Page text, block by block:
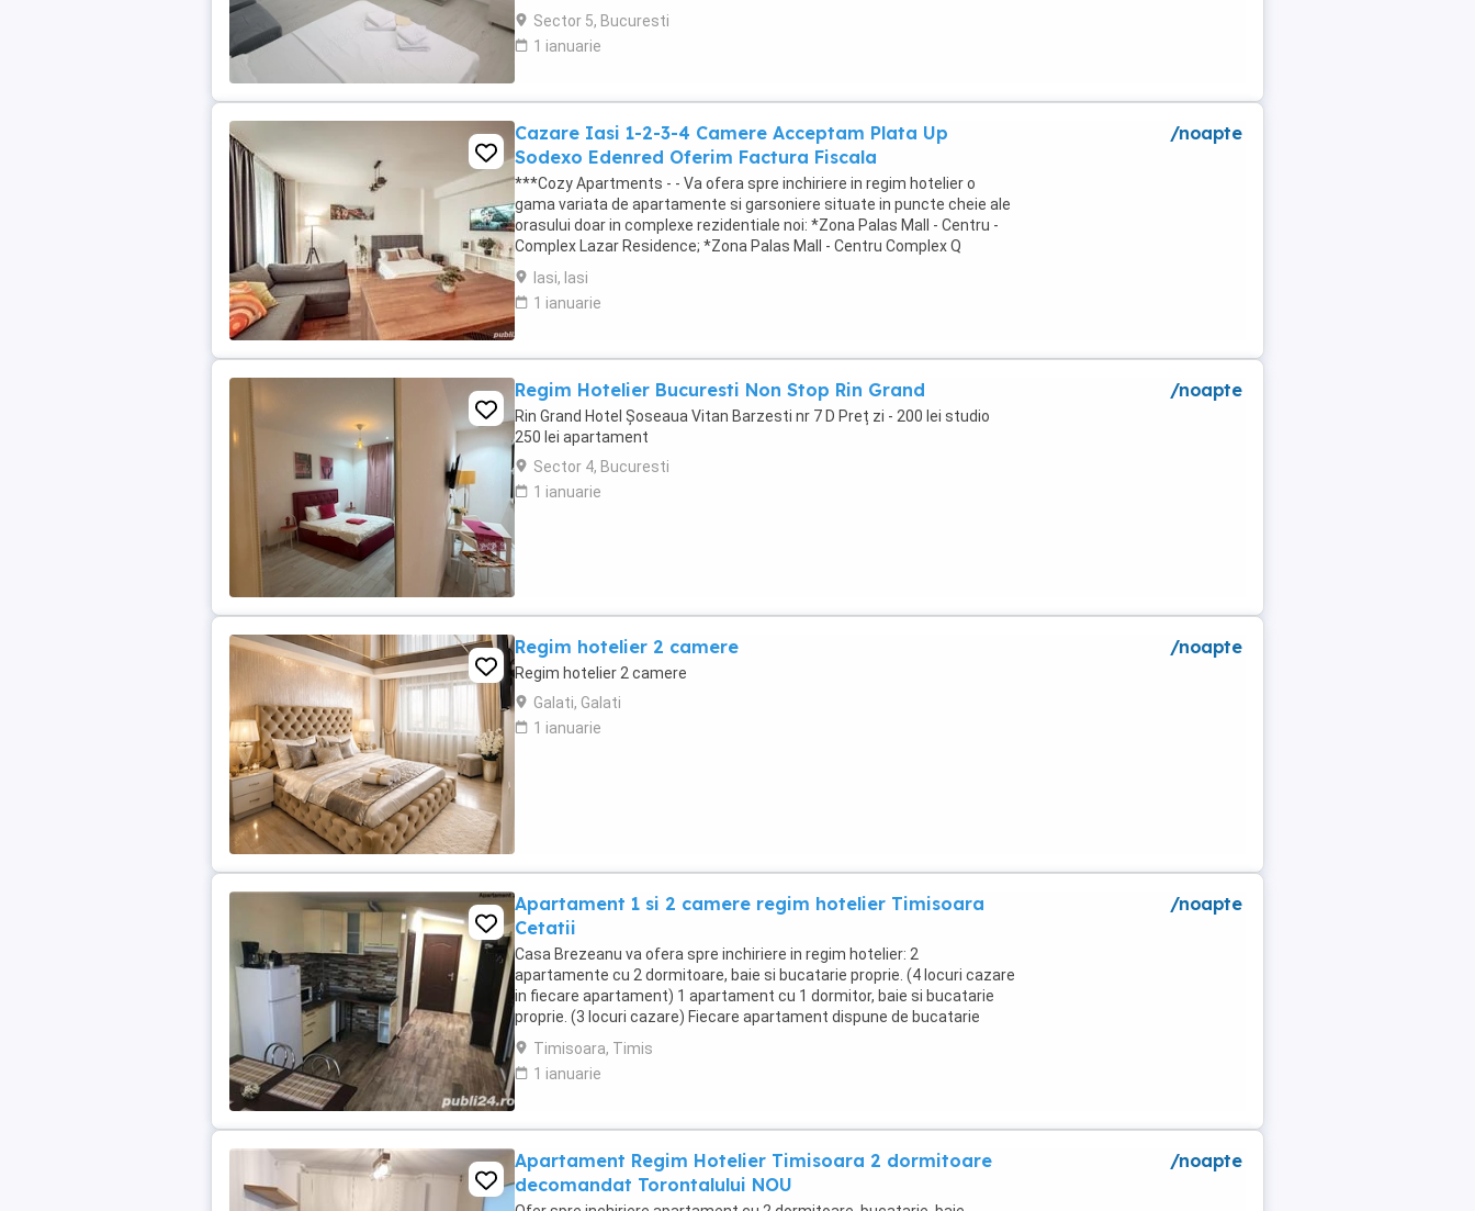
suprafață totală de ...
Sector 5, Bucuresti
1 ianuarie
Cazare Iasi 1-2-3-4 Camere Acceptam Plata Up
Sodexo Edenred Oferim Factura Fiscala
***Cozy Apartments - - Va ofera spre inchiriere in regim hotelier o
gama variata de apartamente si garsoniere situate in puncte cheie ale
orasului doar in complexe rezidentiale noi: *Zona Palas Mall - Centru -
Complex Lazar Residence; *Zona Palas Mall - Centru Complex Q
Residence; *Zona Palas Mall - ...
Iasi, Iasi
1 ianuarie
/noapte
Regim Hotelier Bucuresti Non Stop Rin Grand
Rin Grand Hotel Șoseaua Vitan Barzesti nr 7 D Preț zi - 200 lei studio
250 lei apartament
Sector 4, Bucuresti
1 ianuarie
/noapte
Regim hotelier 2 camere
Regim hotelier 2 camere
Galati, Galati
1 ianuarie
/noapte
Apartament 1 si 2 camere regim hotelier Timisoara
Cetatii
Casa Brezeanu va ofera spre inchiriere in regim hotelier: 2
apartamente cu 2 dormitoare, baie si bucatarie proprie. (4 locuri cazare
in fiecare apartament) 1 apartament cu 1 dormitor, baie si bucatarie
proprie. (3 locuri cazare) Fiecare apartament dispune de bucatarie
complet utilata,baie cu cabina ...
Timisoara, Timis
1 ianuarie
/noapte
Apartament Regim Hotelier Timisoara 2 dormitoare
decomandat Torontalului NOU
/noapte